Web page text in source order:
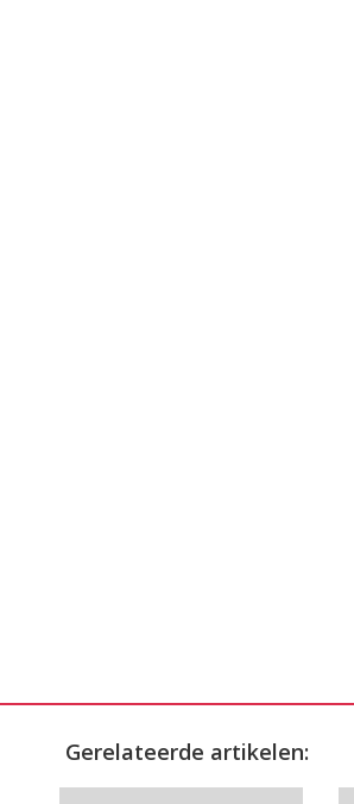
Gerelateerde artikelen: